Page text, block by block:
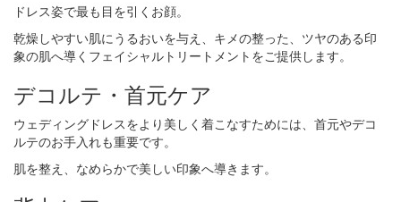
ドレス姿で最も目を引くお顔。
乾燥しやすい肌にうるおいを与え、キメの整った、ツヤのある印
象の肌へ導くフェイシャルトリートメントをご提供します。
デコルテ・首元ケア
ウェディングドレスをより美しく着こなすためには、首元やデコ
ルテのお手入れも重要です。
肌を整え、なめらかで美しい印象へ導きます。